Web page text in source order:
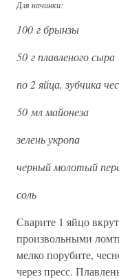
Для начинки:
100 г брынзы
50 г плавленого сыра
по 2 яйца, зубчика
50 мл майонеза
зелень укропа
черный молотый
соль
Сварите 1 яйцо
произвольными
мелко порубите,
через пресс.